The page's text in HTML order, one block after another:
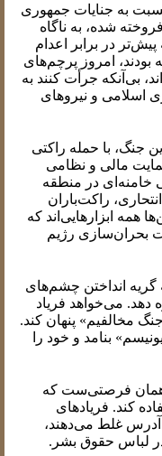
به جنایات جمهوری
شده، به ناگاه
در برابر اعدام
بودند، امروز پرچم‌های
بی‌آنکه جرأت کنند به
اسلامی و نیروهای
جنگ، با حمله راکتی
مالی و نظامی
خامنه‌ای در منطقه
راکت‌باران
همه ابزارهایی‌اند که
بحران‌سازی رژیم
گریه انداختن چشم‌های
دهد. می‌خواهد فریاد
مخالفیم» پنهان کند.
بنامد و خود را
همان فرصتی‌ست که
کند. فریادهای
آدرس غلط می‌دهند،
لباس حقوق بشر.